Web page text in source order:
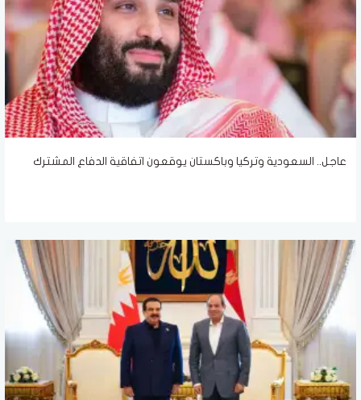
عاجل.. السعودية وتركيا وباكستان يوقعون اتفاقية الدفاع المشترك